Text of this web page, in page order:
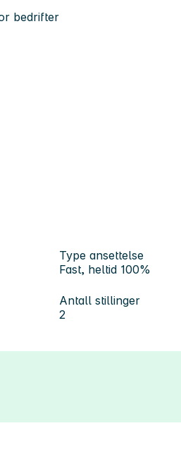
bedrifter
Type ansettelse
Fast, heltid 100%
Antall stillinger
2